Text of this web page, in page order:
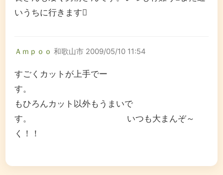
いうちに行きます
Ａｍｐｏｏ 和歌山市 2009/05/10 11:54
すごくカットが上手でー
す。
もひろんカット以外もうまいで
す。 いつも大まんぞ～
く！！